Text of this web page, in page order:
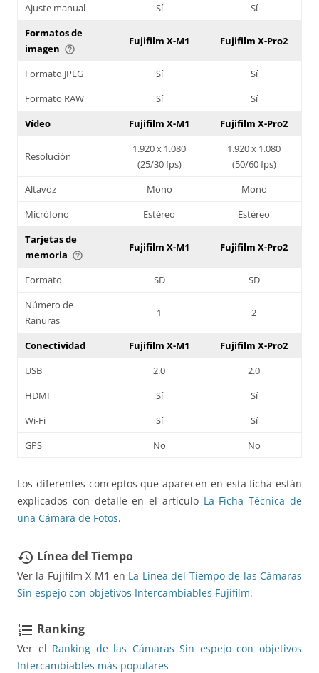
Ajuste manual Sí
Sí
Formatos de
imagen help_outline
Fujifilm X-M1 Fujifilm X-Pro2
Formato JPEG Sí
Sí
Formato RAW
Sí
Sí
Vídeo
Fujifilm X-M1 Fujifilm X-Pro2
Resolución
1.920 x 1.080
(25/30 fps)
1.920 x 1.080
(50/60 fps)
Altavoz
Mono
Mono
Micrófono
Estéreo
Estéreo
Tarjetas de
memoria help_outline
Fujifilm X-M1 Fujifilm X-Pro2
Formato SD
SD
Número de
Ranuras
1 2
Conectividad Fujifilm X-M1
Fujifilm X-Pro2
USB
2.0
2.0
HDMI
Sí
Sí
Wi-Fi
Sí
Sí
GPS
No No
Los diferentes conceptos que aparecen en esta ficha están
explicados con detalle en el artículo La Ficha Técnica de
una Cámara de Fotos.
restore Línea del Tiempo
Ver la Fujifilm X-M1 en La Línea del Tiempo de las Cámaras
Sin espejo con objetivos Intercambiables Fujifilm.
format_list_numbered Ranking
Ver el Ranking de las Cámaras Sin espejo con objetivos
Intercambiables más populares